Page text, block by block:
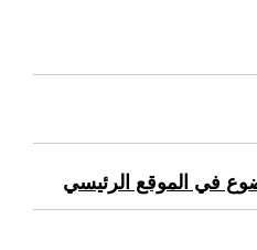
في الموقع الرئيسي